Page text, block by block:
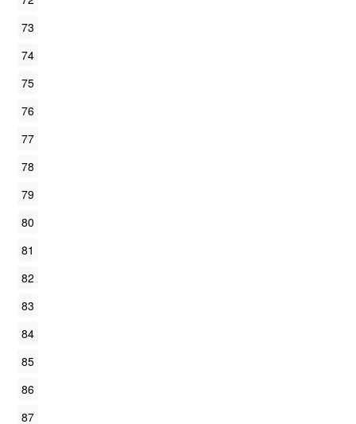
73
74
75
76
77
78
79
80
81
82
83
84
85
86
87